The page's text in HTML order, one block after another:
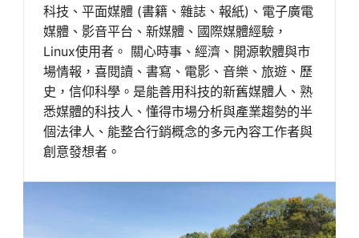
科技、平面媒體 (書籍、雜誌、報紙)、電子廣電
媒體、影音平台、新媒體、國際媒體經驗，
Linux使用者。 關心時事、經濟、開源軟體與市
場情報，喜閱讀、書寫、電影、音樂、旅遊、歷
史，信仰科學。是能善用科技的新舊媒體人、熟
悉媒體的科技人、懂得市場分析與產業趨勢的半
個法律人、能整合行銷概念的多元內容工作者與
創意發想者。